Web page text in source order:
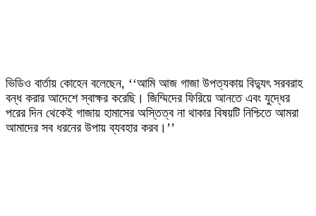
ভিডিও বার্তায় কোহেন বলেছেন, ‘‘আমি আজ গাজা উপত্যকায় বিদ্যুৎ সরবরাহ
বন্ধ করার আদেশে স্বাক্ষর করেছি। জিম্মিদের ফিরিয়ে আনতে এবং যুদ্ধের
পরের দিন থেকেই গাজায় হামাসের অস্তিত্ব না থাকার বিষয়টি নিশ্চিতে আমরা
আমাদের সব ধরনের উপায় ব্যবহার করব।’’